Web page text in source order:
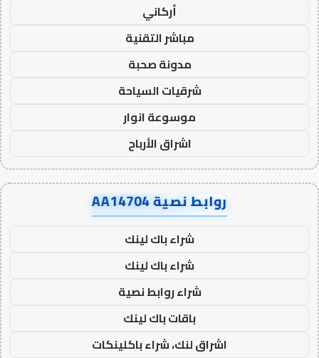
أركاني
مباشر التقنية
مدونة صحبة
شرقيات السياحة
موسوعة انوار
اشراق الأرباح
روابط نصية AA14704
شراء باك لينك
شراء باك لينك
شراء روابط نصية
باقات باك لينك
اشراق لنك، شراء باكلينكات